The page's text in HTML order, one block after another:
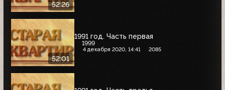
52:26
52:01
1991 год. Часть первая
1999
4 декабря 2020, 14:41 2085